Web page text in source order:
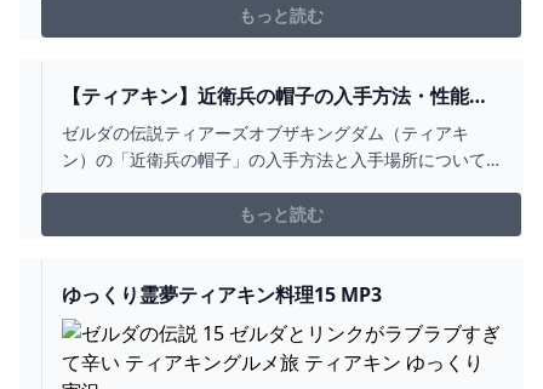
２⤵https://youtu.be/-4HQujy3ZsQ◆ナガレの
Twitter◆https://twitter.com/N...
もっと読む
【ティアキン】近衛兵の帽子の入手方法・性能ま
とめ【ゼルダの伝説ティアーズオブザキングダ
ム】 - 【ティアキン】ゼルダの伝説 ティアーズオ
ゼルダの伝説ティアーズオブザキングダム（ティアキ
ン）の「近衛兵の帽子」の入手方法と入手場所について
もっと読む
ゆっくり霊夢ティアキン料理15 MP3